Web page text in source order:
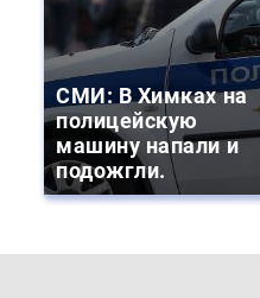
СМИ: В Химках на
полицейскую
машину напали и
подожгли.